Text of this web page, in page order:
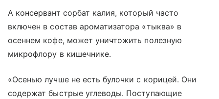
А консервант сорбат калия, который часто
включен в состав ароматизатора «тыква» в
осеннем кофе, может уничтожить полезную
микрофлору в кишечнике.
«Осенью лучше не есть булочки с корицей. Они
содержат быстрые углеводы. Поступающие